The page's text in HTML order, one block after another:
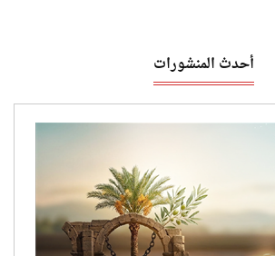
أحدث المنشورات